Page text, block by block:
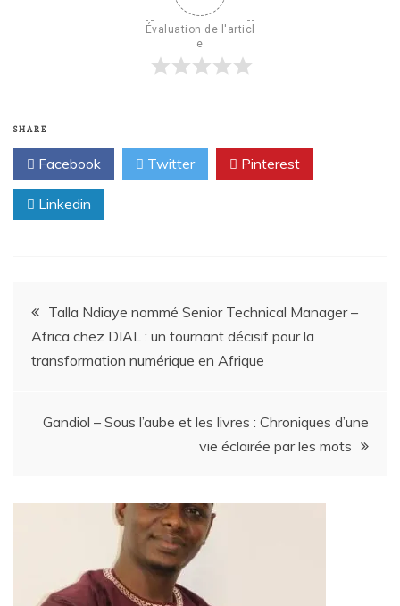
Évaluation de l'articl
e
SHARE
Facebook Twitter Pinterest
Linkedin
Talla Ndiaye nommé Senior Technical Manager –
Africa chez DIAL : un tournant décisif pour la
transformation numérique en Afrique
Gandiol – Sous l’aube et les livres : Chroniques d’une
vie éclairée par les mots